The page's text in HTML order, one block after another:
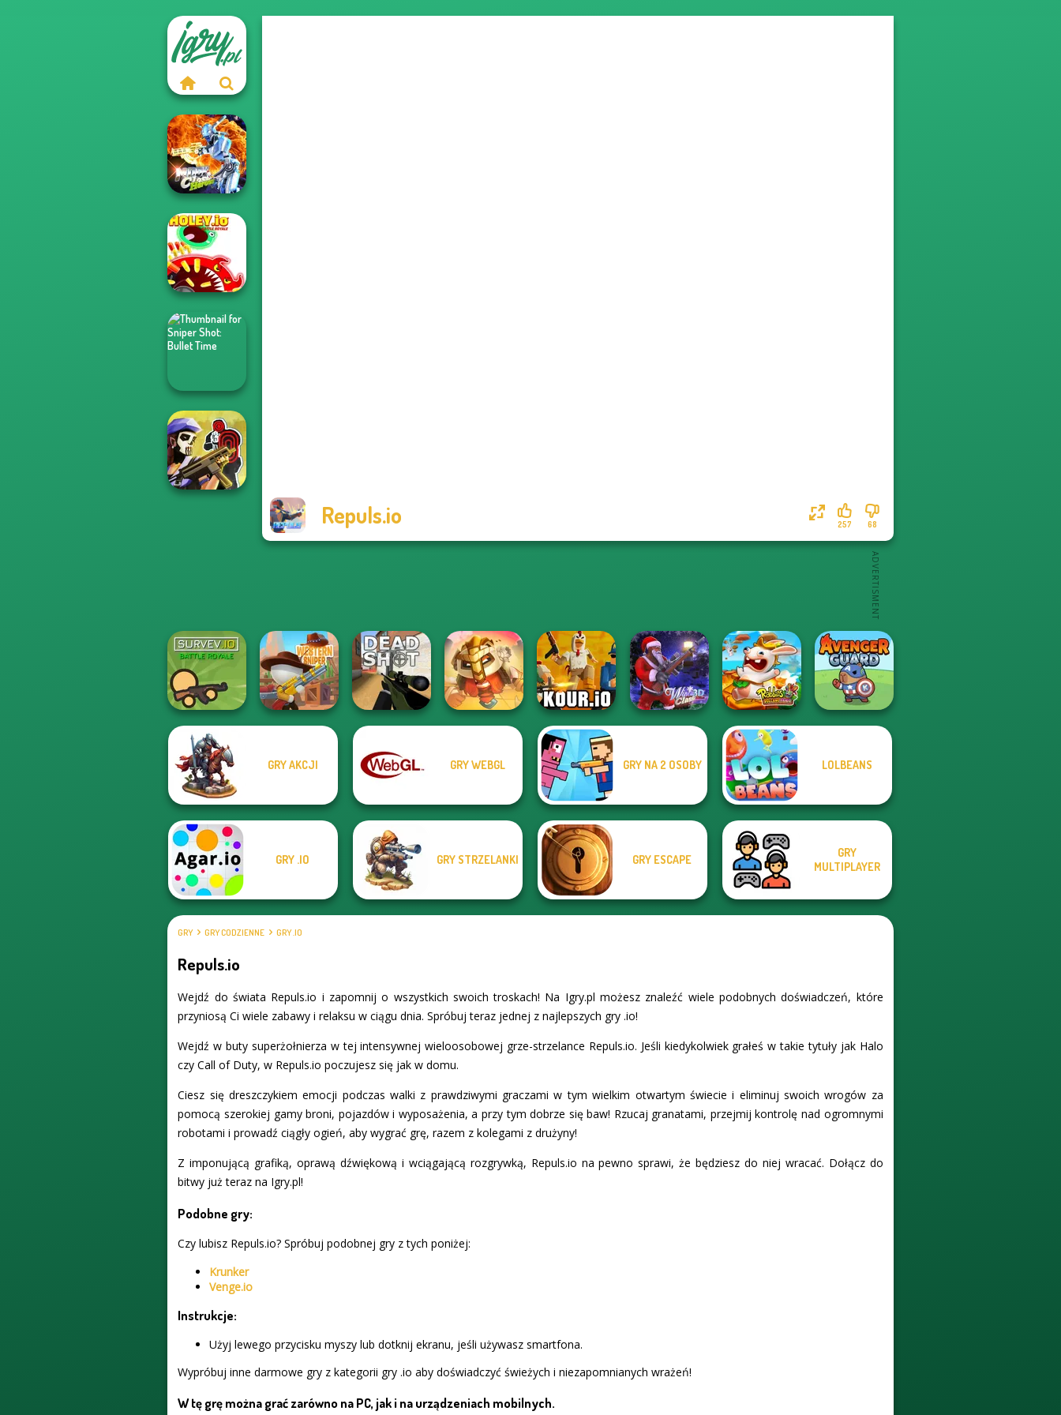
Repuls.io 68
257
Moon Clash
Heroes
Holey.io Battle
Sniper Shot:
Bullet Time
Survev.io Deadshot.io
For Honor
Kour.io
Rabbids Volcano
Panic
GRY AKCJI GRY WEBGL GRY NA 2 OSOBY LOLBEANS
GRY .IO GRY STRZELANKI GRY ESCAPE
GRY
MULTIPLAYER
GRY GRY CODZIENNE GRY .IO
Repuls.io
Wejdź do świata Repuls.io i zapomnij o wszystkich swoich troskach! Na Igry.pl możesz znaleźć wiele podobnych doświadczeń, które
przyniosą Ci wiele zabawy i relaksu w ciągu dnia. Spróbuj teraz jednej z najlepszych gry .io!
Wejdź w buty superżołnierza w tej intensywnej wieloosobowej grze-strzelance Repuls.io. Jeśli kiedykolwiek grałeś w takie tytuły jak Halo
czy Call of Duty, w Repuls.io poczujesz się jak w domu.
Ciesz się dreszczykiem emocji podczas walki z prawdziwymi graczami w tym wielkim otwartym świecie i eliminuj swoich wrogów za
pomocą szerokiej gamy broni, pojazdów i wyposażenia, a przy tym dobrze się baw! Rzucaj granatami, przejmij kontrolę nad ogromnymi
robotami i prowadź ciągły ogień, aby wygrać grę, razem z kolegami z drużyny!
Z imponującą grafiką, oprawą dźwiękową i wciągającą rozgrywką, Repuls.io na pewno sprawi, że będziesz do niej wracać. Dołącz do
bitwy już teraz na Igry.pl!
Podobne gry:
Czy lubisz Repuls.io? Spróbuj podobnej gry z tych poniżej:
Krunker
Venge.io
Instrukcje:
Użyj lewego przycisku myszy lub dotknij ekranu, jeśli używasz smartfona.
Wypróbuj inne darmowe gry z kategorii gry .io aby doświadczyć świeżych i niezapomnianych wrażeń!
W tę grę można grać zarówno na PC, jak i na urządzeniach mobilnych.